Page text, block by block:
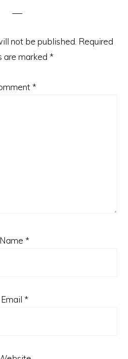
not be published. Required
are marked *
*
Name *
Email *